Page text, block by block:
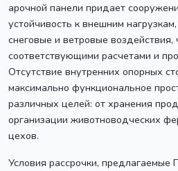
арочной панели придает
устойчивость к внешним
снеговые и ветровые
соответствующими расчетами и
Отсутствие внутренних опорных
максимально функциональное
различных целей: от хранения
организации животноводческих
цехов.
Условия рассрочки, предлагаемые